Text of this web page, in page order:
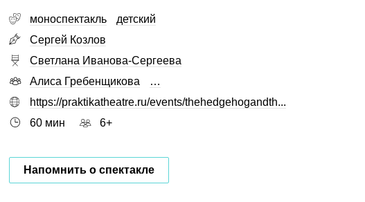
моноспектакль
детский
Сергей Козлов
Светлана Иванова-Сергеева
Алиса Гребенщикова
…
https://praktikatheatre.ru/events/thehedgehogandth...
60 мин
6+
Напомнить о спектакле